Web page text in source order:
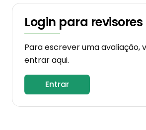
Login para revisores
Para escrever uma avaliação,
entrar aqui.
Entrar